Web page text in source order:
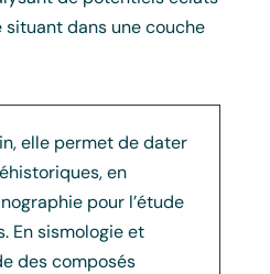
dans une couche
elle permet de dater
en
pour l’étude
En sismologie et
des composés